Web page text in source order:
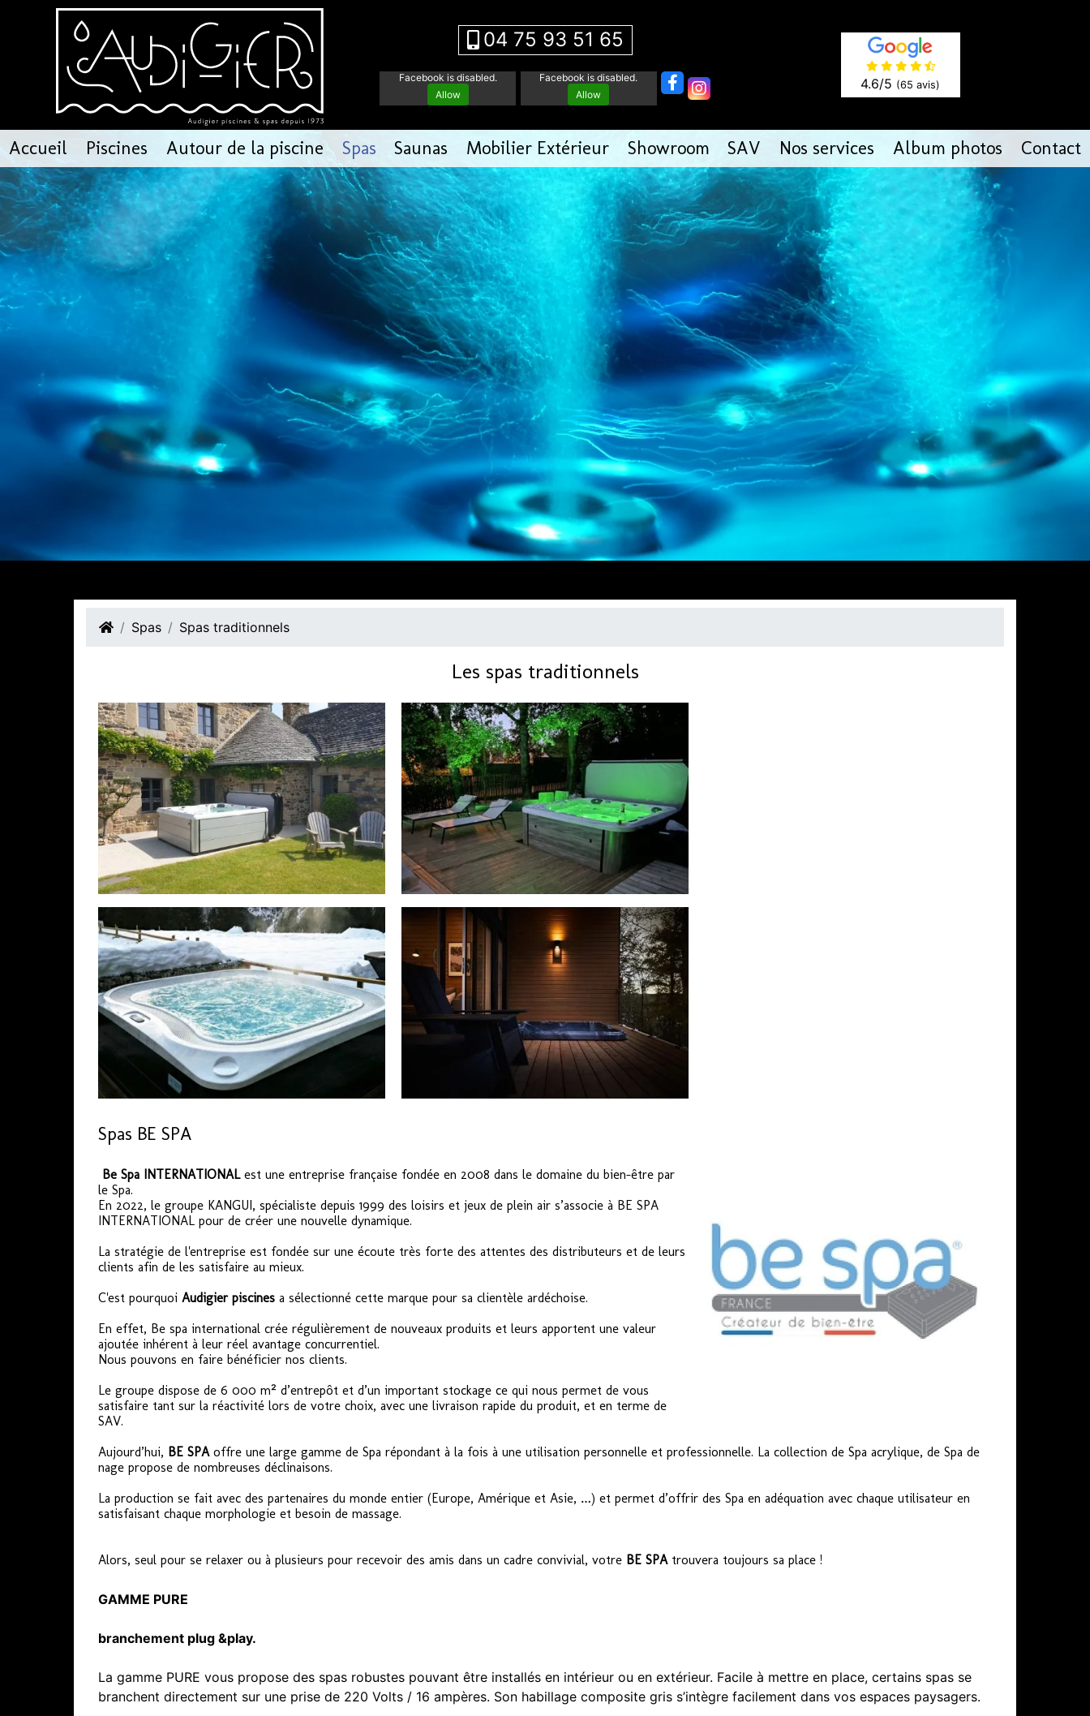
04 75 93 51 65
Facebook is disabled.
Allow
Facebook is disabled.
Allow
4.6/5 (65 avis)
Accueil Piscines Autour de la piscine Spas Saunas Mobilier Extérieur Showroom SAV Nos services Album photos Contact
Spas Spas traditionnels
Les spas traditionnels
Spas BE SPA
Be Spa INTERNATIONAL est une entreprise française fondée en 2008 dans le domaine du bien-être par
le Spa.
En 2022, le groupe KANGUI, spécialiste depuis 1999 des loisirs et jeux de plein air s’associe à BE SPA
INTERNATIONAL pour de créer une nouvelle dynamique.
La stratégie de l'entreprise est fondée sur une écoute très forte des attentes des distributeurs et de leurs
clients afin de les satisfaire au mieux.
C'est pourquoi Audigier piscines a sélectionné cette marque pour sa clientèle ardéchoise.
En effet, Be spa international crée régulièrement de nouveaux produits et leurs apportent une valeur
ajoutée inhérent à leur réel avantage concurrentiel.
Nous pouvons en faire bénéficier nos clients.
Le groupe dispose de 6 000 m² d’entrepôt et d’un important stockage ce qui nous permet de vous
satisfaire tant sur la réactivité lors de votre choix, avec une livraison rapide du produit, et en terme de
SAV.
Aujourd’hui, BE SPAoffre une large gamme de Spa répondant à la fois à une utilisation personnelle et professionnelle. La collection de Spa acrylique, de Spa de
nage propose de nombreuses déclinaisons.
La production se fait avec des partenaires du monde entier (Europe, Amérique et Asie, …) et permet d’offrir des Spa en adéquation avec chaque utilisateur en
satisfaisant chaque morphologie et besoin de massage.
Alors, seul pour se relaxer ou à plusieurs pour recevoir des amis dans un cadre convivial, votre BE SPAtrouvera toujours sa place !
GAMME PURE
branchement plug &play.
La gamme PURE vous propose des spas robustes pouvant être installés en intérieur ou en extérieur. Facile à mettre en place, certains spas se
branchent directement sur une prise de 220 Volts / 16 ampères. Son habillage composite gris s’intègre facilement dans vos espaces paysagers.